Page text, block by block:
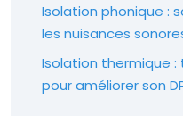
Isolation phonique :
les nuisances
Isolation thermique
pour améliorer son